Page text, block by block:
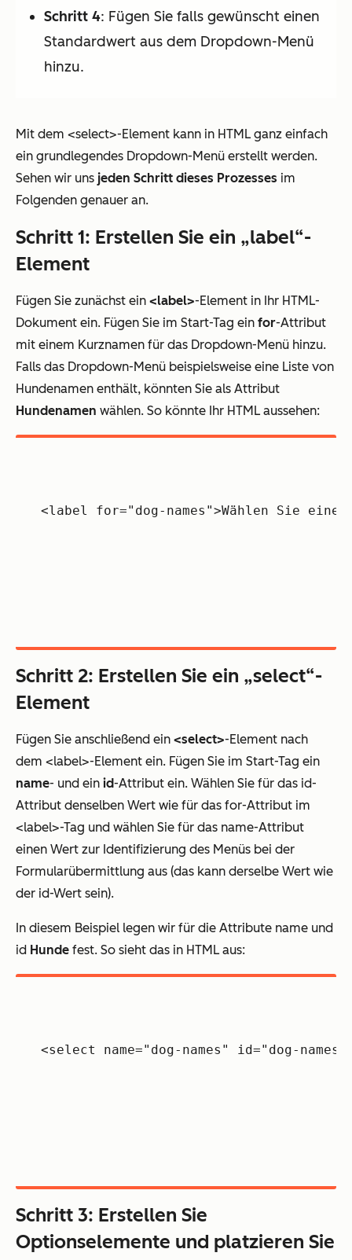
Schritt 4: Fügen Sie falls gewünscht einen
Standardwert aus dem Dropdown-Menü
hinzu.
Mit dem <select>-Element kann in HTML ganz einfach
ein grundlegendes Dropdown-Menü erstellt werden.
Sehen wir uns jeden Schritt dieses Prozesses im
Folgenden genauer an.
Schritt 1: Erstellen Sie ein „label“-
Element
Fügen Sie zunächst ein <label>-Element in Ihr HTML-
Dokument ein. Fügen Sie im Start-Tag ein for-Attribut
mit einem Kurznamen für das Dropdown-Menü hinzu.
Falls das Dropdown-Menü beispielsweise eine Liste von
Hundenamen enthält, könnten Sie als Attribut
Hundenamen wählen. So könnte Ihr HTML aussehen:
<label for="dog-names">Wählen Sie einen
Schritt 2: Erstellen Sie ein „select“-
Element
Fügen Sie anschließend ein <select>-Element nach
dem <label>-Element ein. Fügen Sie im Start-Tag ein
name- und ein id-Attribut ein. Wählen Sie für das id-
Attribut denselben Wert wie für das for-Attribut im
<label>-Tag und wählen Sie für das name-Attribut
einen Wert zur Identifizierung des Menüs bei der
Formularübermittlung aus (das kann derselbe Wert wie
der id-Wert sein).
In diesem Beispiel legen wir für die Attribute name und
id Hunde fest. So sieht das in HTML aus:
<select name="dog-names" id="dog-
Schritt 3: Erstellen Sie
Optionselemente und platzieren Sie